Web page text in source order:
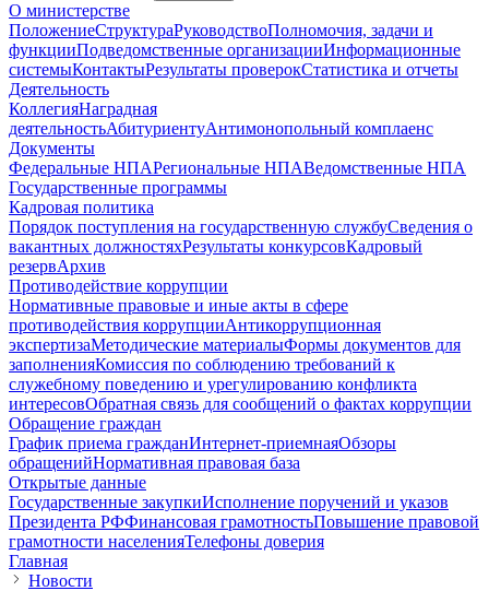
О министерстве
ПоложениеСтруктураРуководствоПолномочия, задачи и
функцииПодведомственные организацииИнформационные
системыКонтактыРезультаты проверокСтатистика и отчеты
Деятельность
КоллегияНаградная
деятельностьАбитуриентуАнтимонопольный комплаенс
Документы
Федеральные НПАРегиональные НПАВедомственные НПА
Государственные программы
Кадровая политика
Порядок поступления на государственную службуСведения о
вакантных должностяхРезультаты конкурсовКадровый
резервАрхив
Противодействие коррупции
Нормативные правовые и иные акты в сфере
противодействия коррупцииАнтикоррупционная
экспертизаМетодические материалыФормы документов для
заполненияКомиссия по соблюдению требований к
служебному поведению и урегулированию конфликта
интересовОбратная связь для сообщений о фактах коррупции
Обращение граждан
График приема гражданИнтернет-приемнаяОбзоры
обращенийНормативная правовая база
Открытые данные
Государственные закупкиИсполнение поручений и указов
Президента РФФинансовая грамотностьПовышение правовой
грамотности населенияТелефоны доверия
Главная
Новости